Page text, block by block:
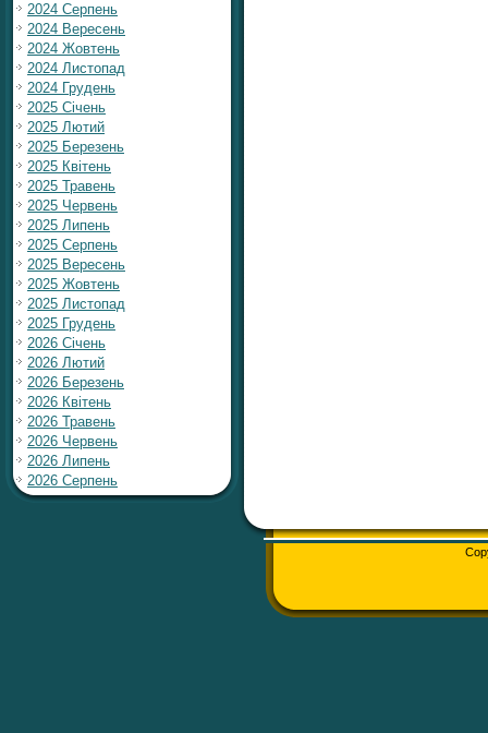
2024 Серпень
2024 Вересень
2024 Жовтень
2024 Листопад
2024 Грудень
2025 Січень
2025 Лютий
2025 Березень
2025 Квітень
2025 Травень
2025 Червень
2025 Липень
2025 Серпень
2025 Вересень
2025 Жовтень
2025 Листопад
2025 Грудень
2026 Січень
2026 Лютий
2026 Березень
2026 Квітень
2026 Травень
2026 Червень
2026 Липень
2026 Серпень